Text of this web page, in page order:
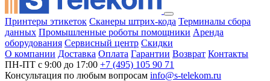
Принтеры этикеток Сканеры штрих-кода Терминалы сбора
данных Промышленные роботы помощники Аренда
оборудования Сервисный центр Скидки
О компании Доставка Оплата Гарантии Возврат Контакты
ПН-ПТ с 9:00 до 17:00 +7 (495) 105 90 71
Консультация по любым вопросам info@s-telekom.ru